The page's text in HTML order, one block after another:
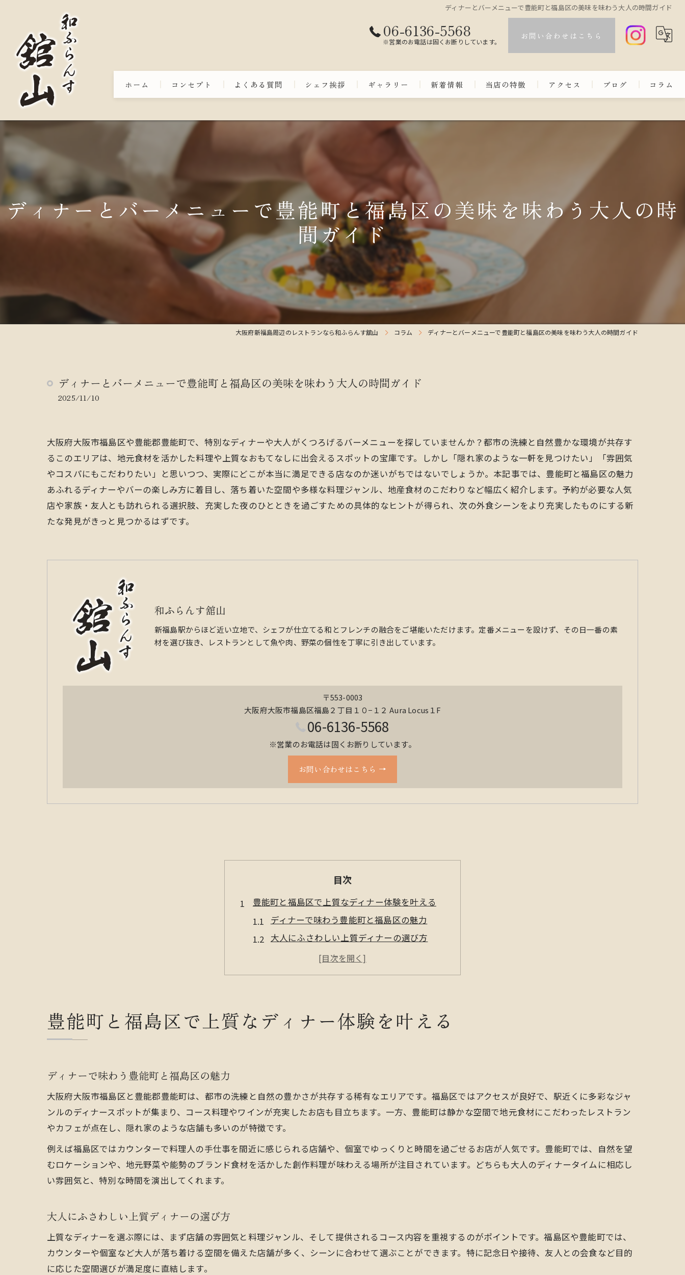
ディナーとバーメニューで豊能町と福島区の美味を味わう大人の時間ガイド
06-6136-5568
※営業のお電話は固くお断りしています。
お問い合わせはこちら
ホーム コンセプト よくある質問 シェフ挨拶 ギャラリー 新着情報 当店の特徴
日本酒
アクセス ブログ コラム
ディナーとバーメニューで豊能町と福島区の美味を味わう大人の時
間ガイド
大阪府新福島周辺のレストランなら和ふらんす舘山 コラム ディナーとバーメニューで豊能町と福島区の美味を味わう大人の時間ガイド
ディナーとバーメニューで豊能町と福島区の美味を味わう大人の時間ガイド
2025/11/10
大阪府大阪市福島区や豊能郡豊能町で、特別なディナーや大人がくつろげるバーメニューを探していませんか？都市の洗練と自然豊かな環境が共存す
るこのエリアは、地元食材を活かした料理や上質なおもてなしに出会えるスポットの宝庫です。しかし「隠れ家のような一軒を見つけたい」「雰囲気
やコスパにもこだわりたい」と思いつつ、実際にどこが本当に満足できる店なのか迷いがちではないでしょうか。本記事では、豊能町と福島区の魅力
あふれるディナーやバーの楽しみ方に着目し、落ち着いた空間や多様な料理ジャンル、地産食材のこだわりなど幅広く紹介します。予約が必要な人気
店や家族・友人とも訪れられる選択肢、充実した夜のひとときを過ごすための具体的なヒントが得られ、次の外食シーンをより充実したものにする新
たな発見がきっと見つかるはずです。
和ふらんす舘山
新福島駅からほど近い立地で、シェフが仕立てる和とフレンチの融合をご堪能いただけます。定番メニューを設けず、その日一番の素
材を選び抜き、レストランとして魚や肉、野菜の個性を丁寧に引き出しています。
〒553-0003
大阪府大阪市福島区福島２丁目１０−１２ Aura Locus１F
06-6136-5568
※営業のお電話は固くお断りしています。
お問い合わせはこちら
目次
豊能町と福島区で上質なディナー体験を叶える
ディナーで味わう豊能町と福島区の魅力
大人にふさわしい上質ディナーの選び方
落ち着いた空間で愉しむディナー体験
地元食材を活かしたディナーの楽しみ方
ディナー後におすすめの夜バーメニュー
隠れ家風バーで過ごす贅沢なディナー
地元食材の魅力が光るディナーの選び方
ディナー選びは地元食材の質で決まる
旬を味わうディナーで地域の恵みを堪能
豊能町の食材を活かしたディナーメニュー
ディナーで楽しむ豊能町の多様な料理
和食から洋食までジャンル豊富な夜
豊能町と福島区で上質なディナー体験を叶える
ディナーで味わう豊能町と福島区の魅力
大阪府大阪市福島区と豊能郡豊能町は、都市の洗練と自然の豊かさが共存する稀有なエリアです。福島区ではアクセスが良好で、駅近くに多彩なジャ
ンルのディナースポットが集まり、コース料理やワインが充実したお店も目立ちます。一方、豊能町は静かな空間で地元食材にこだわったレストラン
やカフェが点在し、隠れ家のような店舗も多いのが特徴です。
例えば福島区ではカウンターで料理人の手仕事を間近に感じられる店舗や、個室でゆっくりと時間を過ごせるお店が人気です。豊能町では、自然を望
むロケーションや、地元野菜や能勢のブランド食材を活かした創作料理が味わえる場所が注目されています。どちらも大人のディナータイムに相応し
い雰囲気と、特別な時間を演出してくれます。
大人にふさわしい上質ディナーの選び方
上質なディナーを選ぶ際には、まず店舗の雰囲気と料理ジャンル、そして提供されるコース内容を重視するのがポイントです。福島区や豊能町では、
カウンターや個室など大人が落ち着ける空間を備えた店舗が多く、シーンに合わせて選ぶことができます。特に記念日や接待、友人との会食など目的
に応じた空間選びが満足度に直結します。